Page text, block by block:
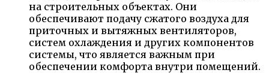
на строительных объектах. Они
обеспечивают подачу сжатого воздуха для
приточных и вытяжных вентиляторов,
систем охлаждения и других компонентов
системы, что является важным при
обеспечении комфорта внутри помещений.